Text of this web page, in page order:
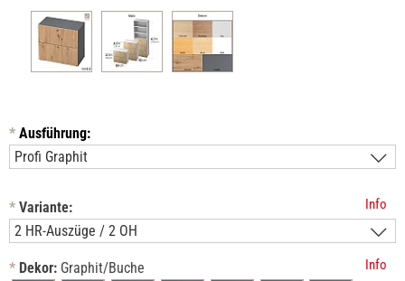
* Ausführung:
* Variante: Info
* Dekor: Graphit/Buche Info